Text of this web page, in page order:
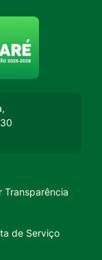
Transparência
de Serviço